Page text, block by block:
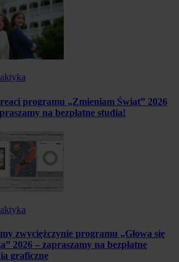
programu „Zmieniam Świat” 2026
na bezpłatne studia!
zwyciężczynie programu „Głowa się
2026 – zapraszamy na bezpłatne
graficzne